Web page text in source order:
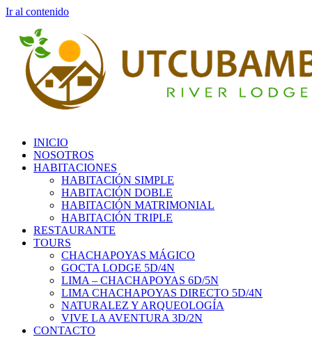
Ir al contenido
INICIO
NOSOTROS
HABITACIONES
HABITACIÓN SIMPLE
HABITACIÓN DOBLE
HABITACIÓN MATRIMONIAL
HABITACIÓN TRIPLE
RESTAURANTE
TOURS
CHACHAPOYAS MÁGICO
GOCTA LODGE 5D/4N
LIMA – CHACHAPOYAS 6D/5N
LIMA CHACHAPOYAS DIRECTO 5D/4N
NATURALEZ Y ARQUEOLOGÍA
VIVE LA AVENTURA 3D/2N
CONTACTO